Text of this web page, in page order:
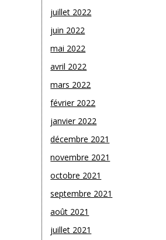
juillet 2022
juin 2022
mai 2022
avril 2022
mars 2022
février 2022
janvier 2022
décembre 2021
novembre 2021
octobre 2021
septembre 2021
août 2021
juillet 2021